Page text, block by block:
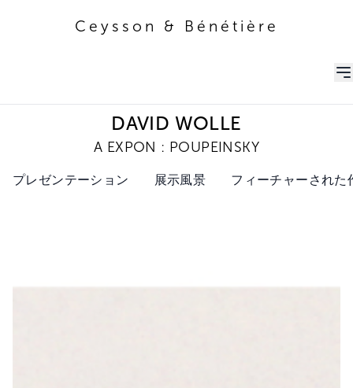
Ceysson & Bénétière
DAVID WOLLE
A EXPON : POUPEINSKY
プレゼンテーション 展示風景 フィーチャーされた